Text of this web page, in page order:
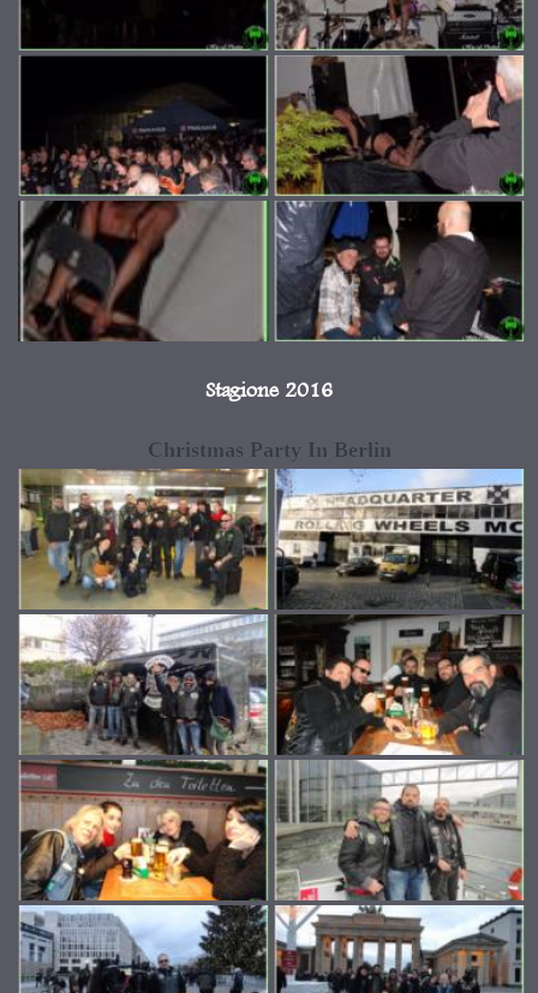
Stagione 2016
Christmas Party In Berlin